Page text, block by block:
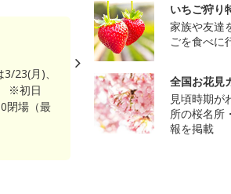
23(月)、
) ※初日
閉場（最
いちご狩り
家族や友達
ごを食べに
全国お花見
見頃時期が
所の桜名所
報を掲載